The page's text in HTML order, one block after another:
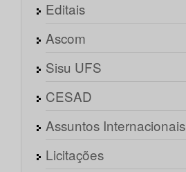
Editais
Ascom
Sisu UFS
CESAD
Assuntos Internacionais
Licitações